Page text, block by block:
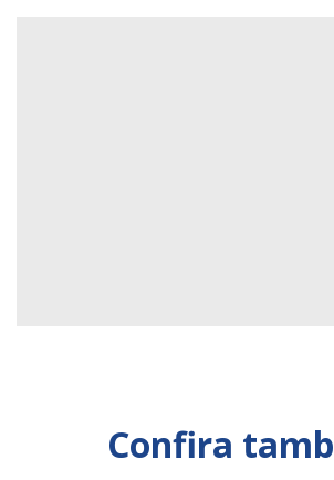
Confira